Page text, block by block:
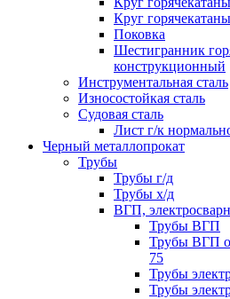
Круг
Поковка
Шестигранник
конструкционный
Инструментальная сталь
Износостойкая сталь
Судовая сталь
Лист г/к
Черный металлопрокат
Трубы
Трубы г/д
Трубы х/д
ВГП,
Трубы ВГП
Трубы ВГП
75
Трубы
Трубы